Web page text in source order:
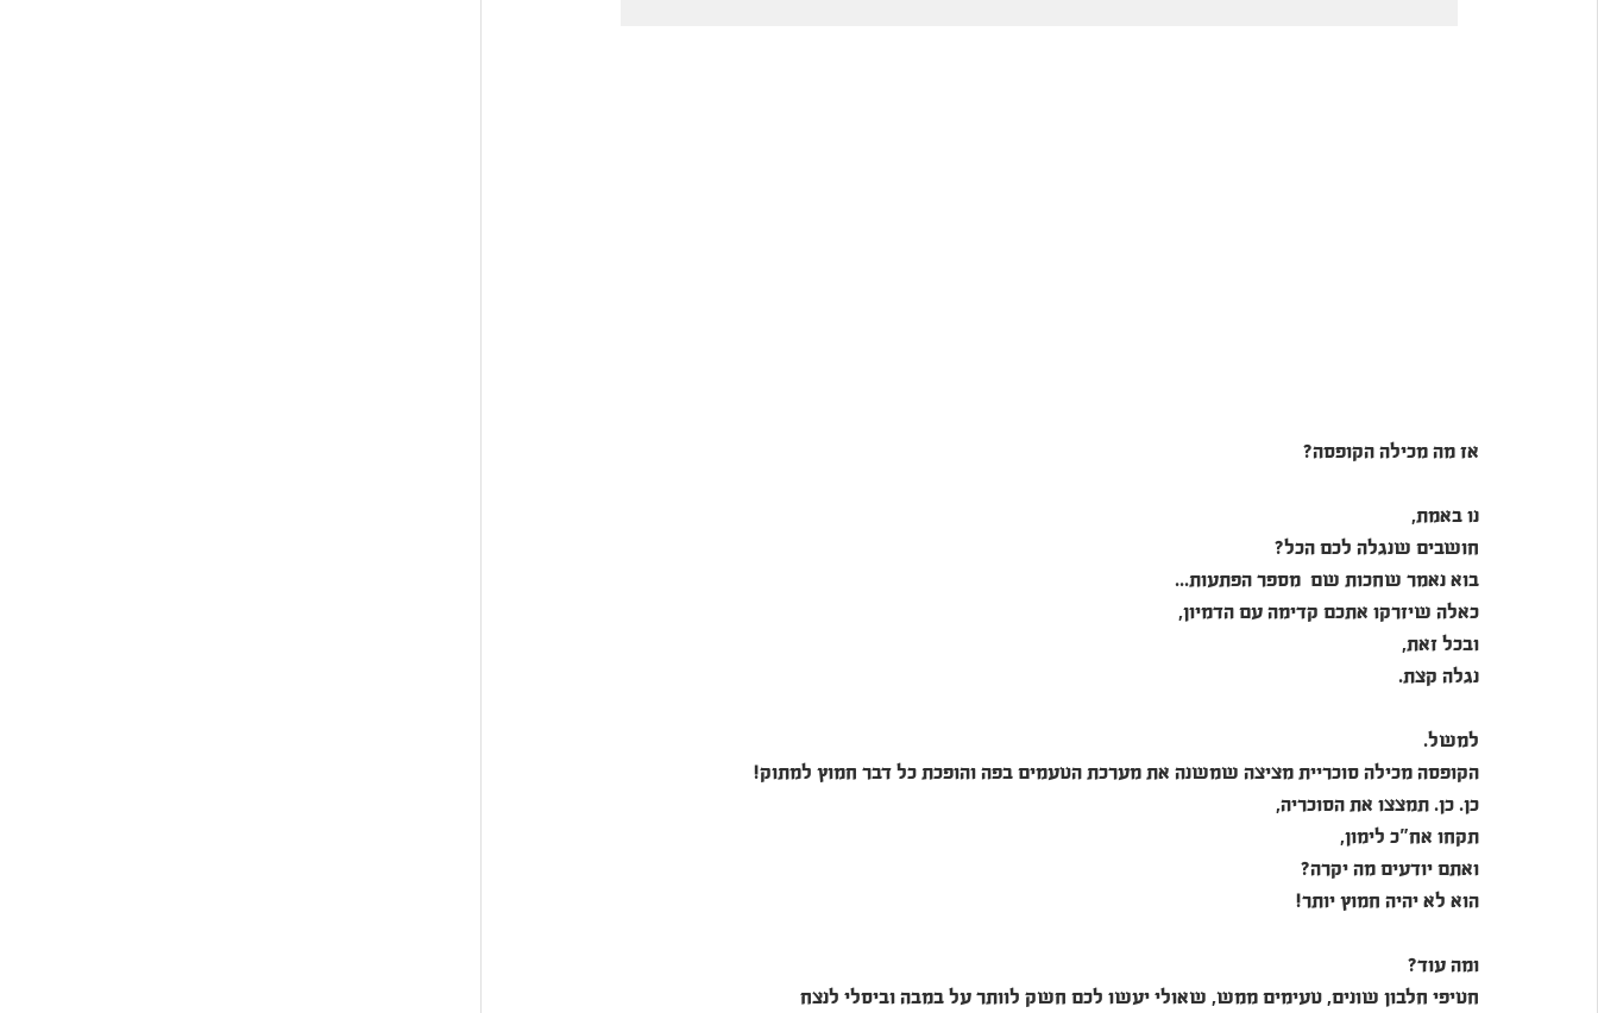
אז מה מכילה הקופסה?
נו באמת,
חושבים שנגלה לכם הכל?
בוא נאמר שחכות שם  מספר הפתעות...
כאלה שיזרקו אתכם קדימה עם הדמיון,
ובכל זאת,
נגלה קצת.
למשל.
הקופסה מכילה סוכריית מציצה שמשנה את מערכת הטעמים בפה והופכת כל דבר חמוץ למתוק!
כן. כן. תמצצו את הסוכריה,
תקחו אח"כ לימון,
ואתם יודעים מה יקרה?
הוא לא יהיה חמוץ יותר!
ומה עוד?
חטיפי חלבון שונים, טעימים ממש, שאולי יעשו לכם חשק לוותר על במבה וביסלי לנצח